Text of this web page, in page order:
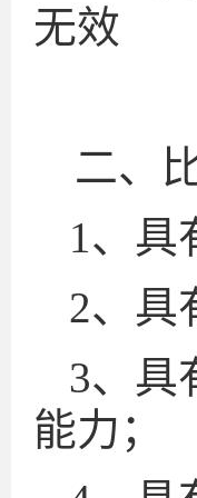
无效
二、
1、具
2、具
3、具
能力；